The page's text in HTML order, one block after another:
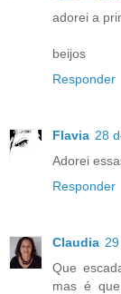
adorei a
beijos
Responder
Flavia 28
Adorei
Responder
Claudia
Que
mas é